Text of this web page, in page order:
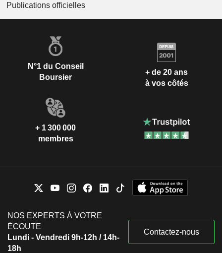
Publications officielles
N°1 du Conseil
Boursier
+ de 20 ans
à vos côtés
+ 1 300 000
membres
NOS EXPERTS À VOTRE
ÉCOUTE
Lundi - Vendredi 9h-12h / 14h-
18h
Contactez-nous